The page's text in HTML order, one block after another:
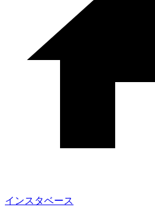
インスタベース